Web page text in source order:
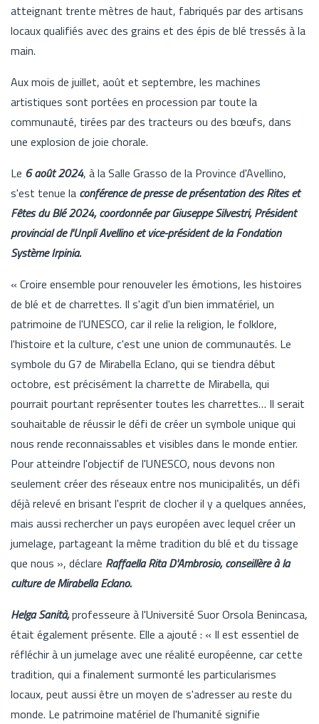
atteignant trente mètres de haut, fabriqués par des artisans
locaux qualifiés avec des grains et des épis de blé tressés à la
main.
Aux mois de juillet, août et septembre, les machines
artistiques sont portées en procession par toute la
communauté, tirées par des tracteurs ou des bœufs, dans
une explosion de joie chorale.
Le 6 août 2024, à la Salle Grasso de la Province d'Avellino,
s'est tenue la conférence de presse de présentation des Rites et
Fêtes du Blé 2024, coordonnée par Giuseppe Silvestri, Président
provincial de l'Unpli Avellino et vice-président de la Fondation
Système Irpinia.
« Croire ensemble pour renouveler les émotions, les histoires
de blé et de charrettes. Il s'agit d'un bien immatériel, un
patrimoine de l'UNESCO, car il relie la religion, le folklore,
l'histoire et la culture, c'est une union de communautés. Le
symbole du G7 de Mirabella Eclano, qui se tiendra début
octobre, est précisément la charrette de Mirabella, qui
pourrait pourtant représenter toutes les charrettes… Il serait
souhaitable de réussir le défi de créer un symbole unique qui
nous rende reconnaissables et visibles dans le monde entier.
Pour atteindre l'objectif de l'UNESCO, nous devons non
seulement créer des réseaux entre nos municipalités, un défi
déjà relevé en brisant l'esprit de clocher il y a quelques années,
mais aussi rechercher un pays européen avec lequel créer un
jumelage, partageant la même tradition du blé et du tissage
que nous », déclare Raffaella Rita D'Ambrosio, conseillère à la
culture de Mirabella Eclano.
Helga Sanità,professeure à l'Université Suor Orsola Benincasa,
était également présente. Elle a ajouté : « Il est essentiel de
réfléchir à un jumelage avec une réalité européenne, car cette
tradition, qui a finalement surmonté les particularismes
locaux, peut aussi être un moyen de s'adresser au reste du
monde. Le patrimoine matériel de l'humanité signifie